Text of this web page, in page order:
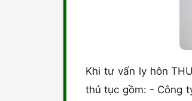
Khi tư vấn ly hôn
thủ tục gồm: - Công